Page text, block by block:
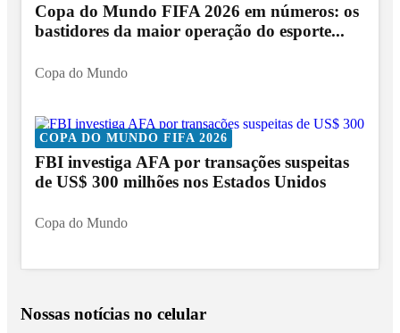
Copa do Mundo FIFA 2026 em números: os
bastidores da maior operação do esporte...
Copa do Mundo
COPA DO MUNDO FIFA 2026
FBI investiga AFA por transações suspeitas
de US$ 300 milhões nos Estados Unidos
Copa do Mundo
Nossas notícias no celular